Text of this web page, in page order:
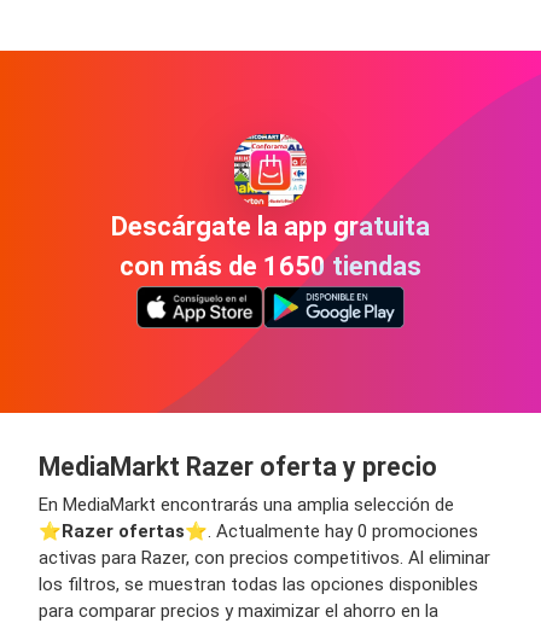
Descárgate la app gratuita
con más de 1650 tiendas
MediaMarkt Razer oferta y precio
En MediaMarkt encontrarás una amplia selección de
⭐️Razer ofertas⭐️. Actualmente hay 0 promociones
activas para Razer, con precios competitivos. Al eliminar
los filtros, se muestran todas las opciones disponibles
para comparar precios y maximizar el ahorro en la